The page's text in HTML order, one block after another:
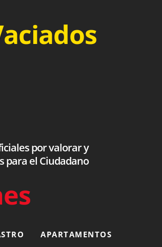
por valorar y
para el Ciudadano
APARTAMENTOS